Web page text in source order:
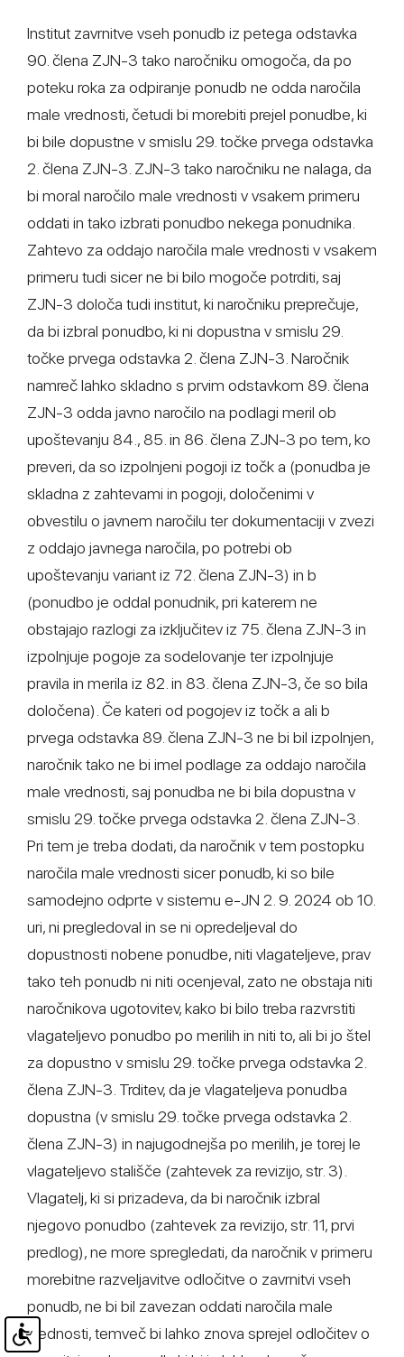
Institut zavrnitve vseh ponudb iz petega odstavka
90. člena ZJN-3 tako naročniku omogoča, da po
poteku roka za odpiranje ponudb ne odda naročila
male vrednosti, četudi bi morebiti prejel ponudbe, ki
bi bile dopustne v smislu 29. točke prvega odstavka
2. člena ZJN-3. ZJN-3 tako naročniku ne nalaga, da
bi moral naročilo male vrednosti v vsakem primeru
oddati in tako izbrati ponudbo nekega ponudnika.
Zahtevo za oddajo naročila male vrednosti v vsakem
primeru tudi sicer ne bi bilo mogoče potrditi, saj
ZJN-3 določa tudi institut, ki naročniku preprečuje,
da bi izbral ponudbo, ki ni dopustna v smislu 29.
točke prvega odstavka 2. člena ZJN-3. Naročnik
namreč lahko skladno s prvim odstavkom 89. člena
ZJN-3 odda javno naročilo na podlagi meril ob
upoštevanju 84., 85. in 86. člena ZJN-3 po tem, ko
preveri, da so izpolnjeni pogoji iz točk a (ponudba je
skladna z zahtevami in pogoji, določenimi v
obvestilu o javnem naročilu ter dokumentaciji v zvezi
z oddajo javnega naročila, po potrebi ob
upoštevanju variant iz 72. člena ZJN-3) in b
(ponudbo je oddal ponudnik, pri katerem ne
obstajajo razlogi za izključitev iz 75. člena ZJN-3 in
izpolnjuje pogoje za sodelovanje ter izpolnjuje
pravila in merila iz 82. in 83. člena ZJN-3, če so bila
določena). Če kateri od pogojev iz točk a ali b
prvega odstavka 89. člena ZJN-3 ne bi bil izpolnjen,
naročnik tako ne bi imel podlage za oddajo naročila
male vrednosti, saj ponudba ne bi bila dopustna v
smislu 29. točke prvega odstavka 2. člena ZJN-3.
Pri tem je treba dodati, da naročnik v tem postopku
naročila male vrednosti sicer ponudb, ki so bile
samodejno odprte v sistemu e-JN 2. 9. 2024 ob 10.
uri, ni pregledoval in se ni opredeljeval do
dopustnosti nobene ponudbe, niti vlagateljeve, prav
tako teh ponudb ni niti ocenjeval, zato ne obstaja niti
naročnikova ugotovitev, kako bi bilo treba razvrstiti
vlagateljevo ponudbo po merilih in niti to, ali bi jo štel
za dopustno v smislu 29. točke prvega odstavka 2.
člena ZJN-3. Trditev, da je vlagateljeva ponudba
dopustna (v smislu 29. točke prvega odstavka 2.
člena ZJN-3) in najugodnejša po merilih, je torej le
vlagateljevo stališče (zahtevek za revizijo, str. 3).
Vlagatelj, ki si prizadeva, da bi naročnik izbral
njegovo ponudbo (zahtevek za revizijo, str. 11, prvi
predlog), ne more spregledati, da naročnik v primeru
morebitne razveljavitve odločitve o zavrnitvi vseh
ponudb, ne bi bil zavezan oddati naročila male
vrednosti, temveč bi lahko znova sprejel odločitev o